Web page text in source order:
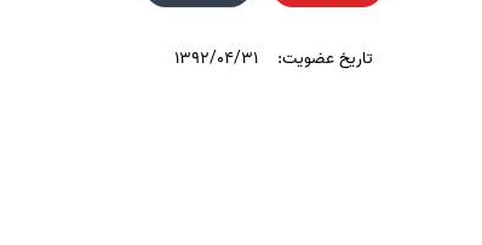
تاریخ عضویت: ۱۳۹۲/۰۴/۳۱